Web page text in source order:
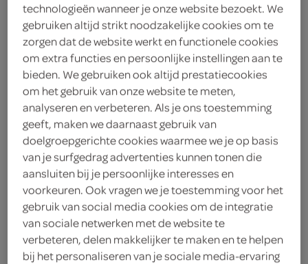
Axe showergel africa
Axe
6.
59
250 Milliliter
technologieën wanneer je onze website bezoekt. We
gebruiken altijd strikt noodzakelijke cookies om te
zorgen dat de website werkt en functionele cookies
om extra functies en persoonlijke instellingen aan te
bieden. We gebruiken ook altijd prestatiecookies
om het gebruik van onze website te meten,
analyseren en verbeteren. Als je ons toestemming
geeft, maken we daarnaast gebruik van
doelgroepgerichte cookies waarmee we je op basis
van je surfgedrag advertenties kunnen tonen die
aansluiten bij je persoonlijke interesses en
voorkeuren. Ook vragen we je toestemming voor het
gebruik van social media cookies om de integratie
van sociale netwerken met de website te
verbeteren, delen makkelijker te maken en te helpen
bij het personaliseren van je sociale media-ervaring